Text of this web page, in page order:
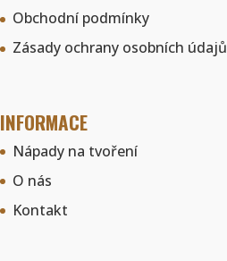
Obchodní podmínky
Zásady ochrany osobních údajů
INFORMACE
Nápady na tvoření
O nás
Kontakt